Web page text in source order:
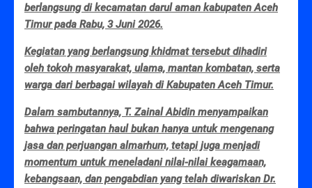
berlangsung di kecamatan darul aman kabupaten Aceh
Timur pada Rabu, 3 Juni 2026.
Kegiatan yang berlangsung khidmat tersebut dihadiri
oleh tokoh masyarakat, ulama, mantan kombatan, serta
warga dari berbagai wilayah di Kabupaten Aceh Timur.
Dalam sambutannya, T. Zainal Abidin menyampaikan
bahwa peringatan haul bukan hanya untuk mengenang
jasa dan perjuangan almarhum, tetapi juga menjadi
momentum untuk meneladani nilai-nilai keagamaan,
kebangsaan, dan pengabdian yang telah diwariskan Dr.